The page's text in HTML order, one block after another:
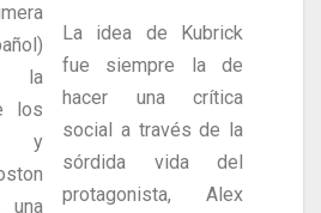
la
los
y
una
La idea de Kubrick
fue siempre la de
hacer una crítica
social a través de la
sórdida vida del
protagonista, Alex